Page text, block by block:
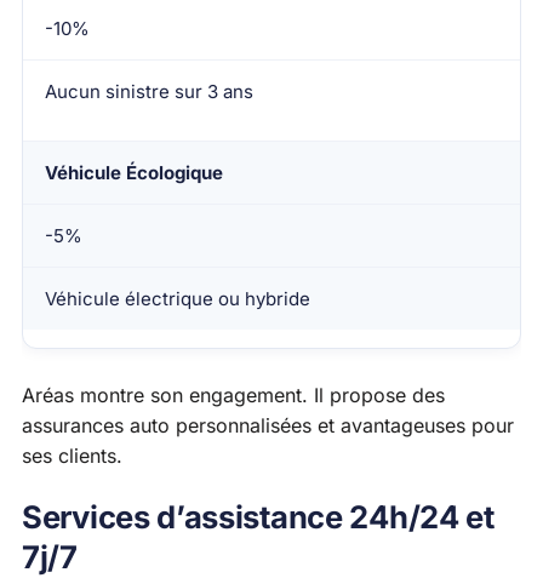
-10%
Aucun sinistre sur 3 ans
Véhicule Écologique
-5%
Véhicule électrique ou hybride
Aréas montre son engagement. Il propose des
assurances auto personnalisées et avantageuses pour
ses clients.
Services d’assistance 24h/24 et
7j/7